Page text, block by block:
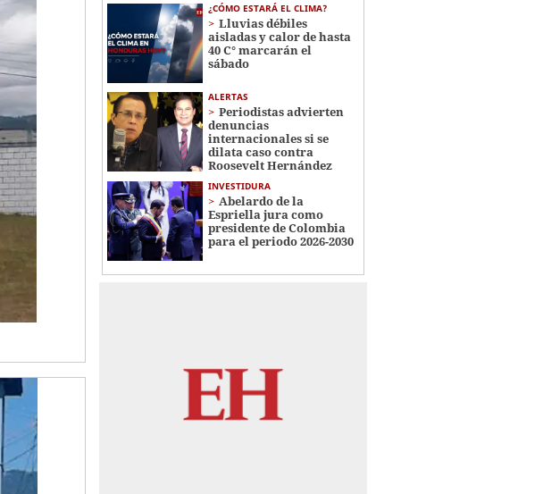
¿CÓMO ESTARÁ EL CLIMA?
Lluvias débiles
aisladas y calor de hasta
40 C° marcarán el
sábado
ALERTAS
Periodistas advierten
denuncias
internacionales si se
dilata caso contra
Roosevelt Hernández
INVESTIDURA
Abelardo de la
Espriella jura como
presidente de Colombia
para el periodo 2026-2030